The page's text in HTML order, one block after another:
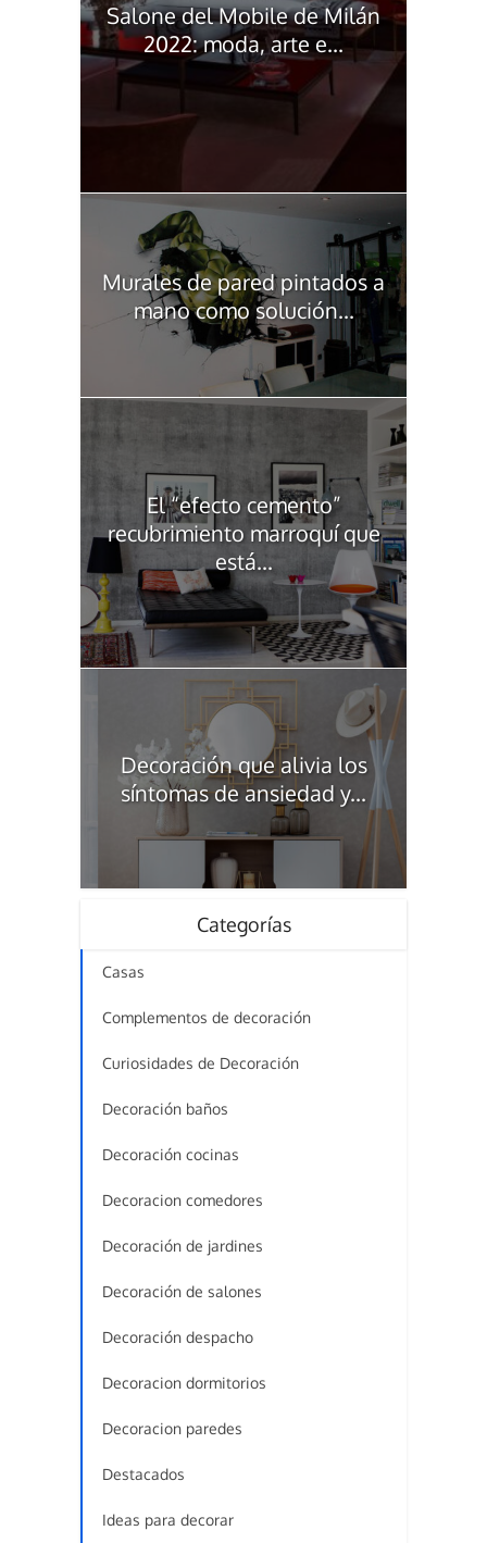
Salone del Mobile de Milán
2022: moda, arte e...
Murales de pared pintados a
mano como solución...
El “efecto cemento”
recubrimiento marroquí que
está...
Decoración que alivia los
síntomas de ansiedad y...
Categorías
Casas
Complementos de decoración
Curiosidades de Decoración
Decoración baños
Decoración cocinas
Decoracion comedores
Decoración de jardines
Decoración de salones
Decoración despacho
Decoracion dormitorios
Decoracion paredes
Destacados
Ideas para decorar